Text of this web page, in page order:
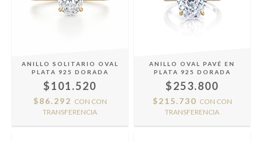
ANILLO SOLITARIO OVAL
PLATA 925 DORADA
$101.520
$86.292 CON CON
TRANSFERENCIA
ANILLO OVAL PAVÉ EN
PLATA 925 DORADA
$253.800
$215.730 CON CON
TRANSFERENCIA